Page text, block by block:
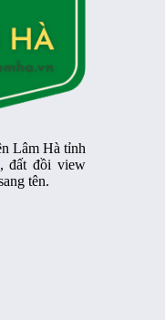
Lâm Hà tỉnh
đất đồi view
tên.